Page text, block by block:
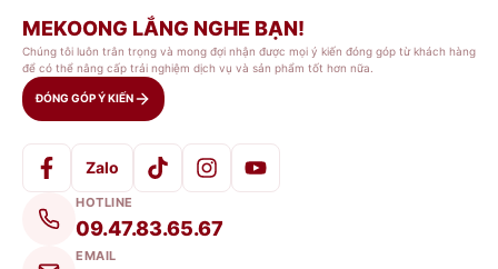
MEKOONG LẮNG NGHE BẠN!
Chúng tôi luôn trân trọng và mong đợi nhận được mọi ý kiến đóng góp từ khách hàng
để có thể nâng cấp trải nghiệm dịch vụ và sản phẩm tốt hơn nữa.
ĐÓNG GÓP Ý KIẾN
Zalo
HOTLINE
09.47.83.65.67
EMAIL